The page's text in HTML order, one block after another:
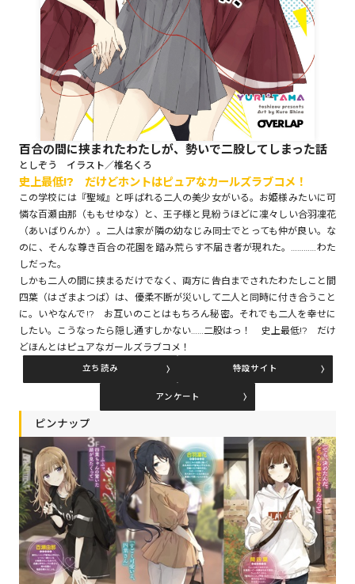
ロサージュノベルス
コミックガルド
コミッククリエ
リキューレ
コミックパルフェ
閉じる
百合の間に挟まれたわたしが、勢いで二股してしまった話
としぞう イラスト／椎名くろ
史上最低!? だけどホントはピュアなカールズラブコメ！
この学校には『聖域』と呼ばれる二人の美少女がいる。お姫様みたいに可
憐な百瀬由那（ももせゆな）と、王子様と見紛うほどに凜々しい合羽凜花
（あいばりんか）。二人は家が隣の幼なじみ同士でとっても仲が良い。な
のに、そんな尊き百合の花園を踏み荒らす不届き者が現れた。…………わた
しだった。
しかも二人の間に挟まるだけでなく、両方に告白までされたわたしこと間
四葉（はざまよつば）は、優柔不断が災いして二人と同時に付き合うこと
に。いやなんで!? お互いのことはもちろん秘密。それでも二人を幸せに
したい。こうなったら隠し通すしかない……二股はっ！ 史上最低!? だけ
どほんとはピュアなガールズラブコメ！
立ち読み 特設サイト
アンケート
ピンナップ